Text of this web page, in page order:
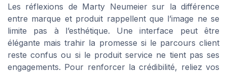
Les réflexions de Marty Neumeier sur la différence
entre marque et produit rappellent que l’image ne se
limite pas à l’esthétique. Une interface peut être
élégante mais trahir la promesse si le parcours client
reste confus ou si le produit service ne tient pas ses
engagements. Pour renforcer la crédibilité, reliez vos